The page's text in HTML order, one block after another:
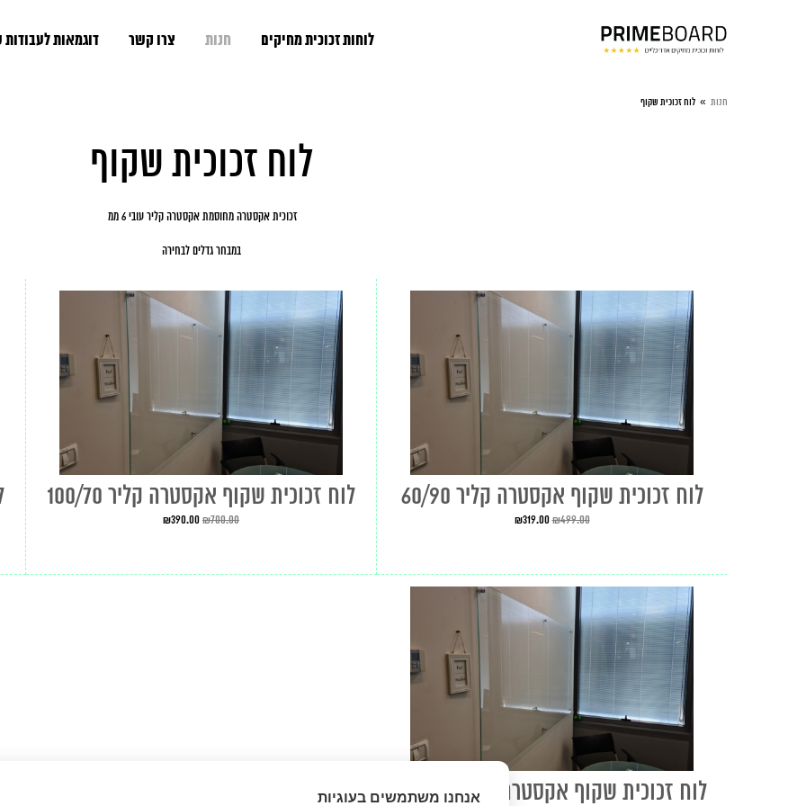
לוחות זכוכית מחיקים חנות צרו קשר דוגמאות
חנות » לוח זכוכית שקוף
לוח זכוכית שקוף
זכוכית אקסטרה מחוסמת אקסטרה קליר עובי 6 ממ
במבחר גדלים לבחירה
לוח זכוכית שקוף אקסטרה קליר 60/90
₪499.00
₪319.00
לוח זכוכית שקוף אקסטרה קליר 100/70
₪700.00
₪390.00
לוח זכוכית שקוף אקסטרה קליר 120/80אנחנו משתמשים בעוגיות